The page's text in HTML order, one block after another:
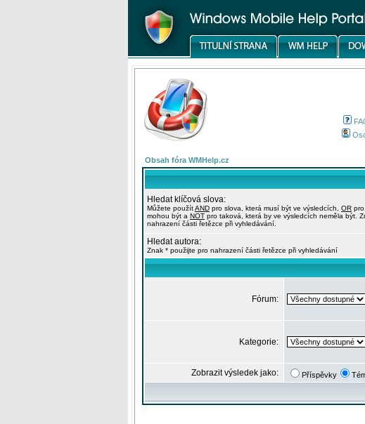
Obsah fóra WMHelp.cz
Hledat klíčová slova:
Můžete použítAND pro slova, která musí být ve výsledcích, OR
mohou být a NOT pro taková, která by ve výsledcích neměla být.
nahrazení části řetězce při vyhledávání.
Hledat autora:
Znak * použijte pro nahrazení části řetězce při vyhledávání
Fórum:
Kategorie:
Zobrazit výsledek jako: Příspěvky